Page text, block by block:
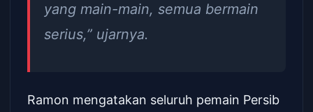
yang main-main, semua bermain
serius,” ujarnya.
Ramon mengatakan seluruh pemain Persib